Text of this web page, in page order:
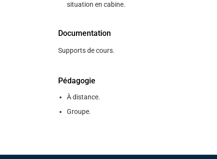
situation en cabine.
Documentation
Supports de cours.
Pédagogie
À distance.
Groupe.